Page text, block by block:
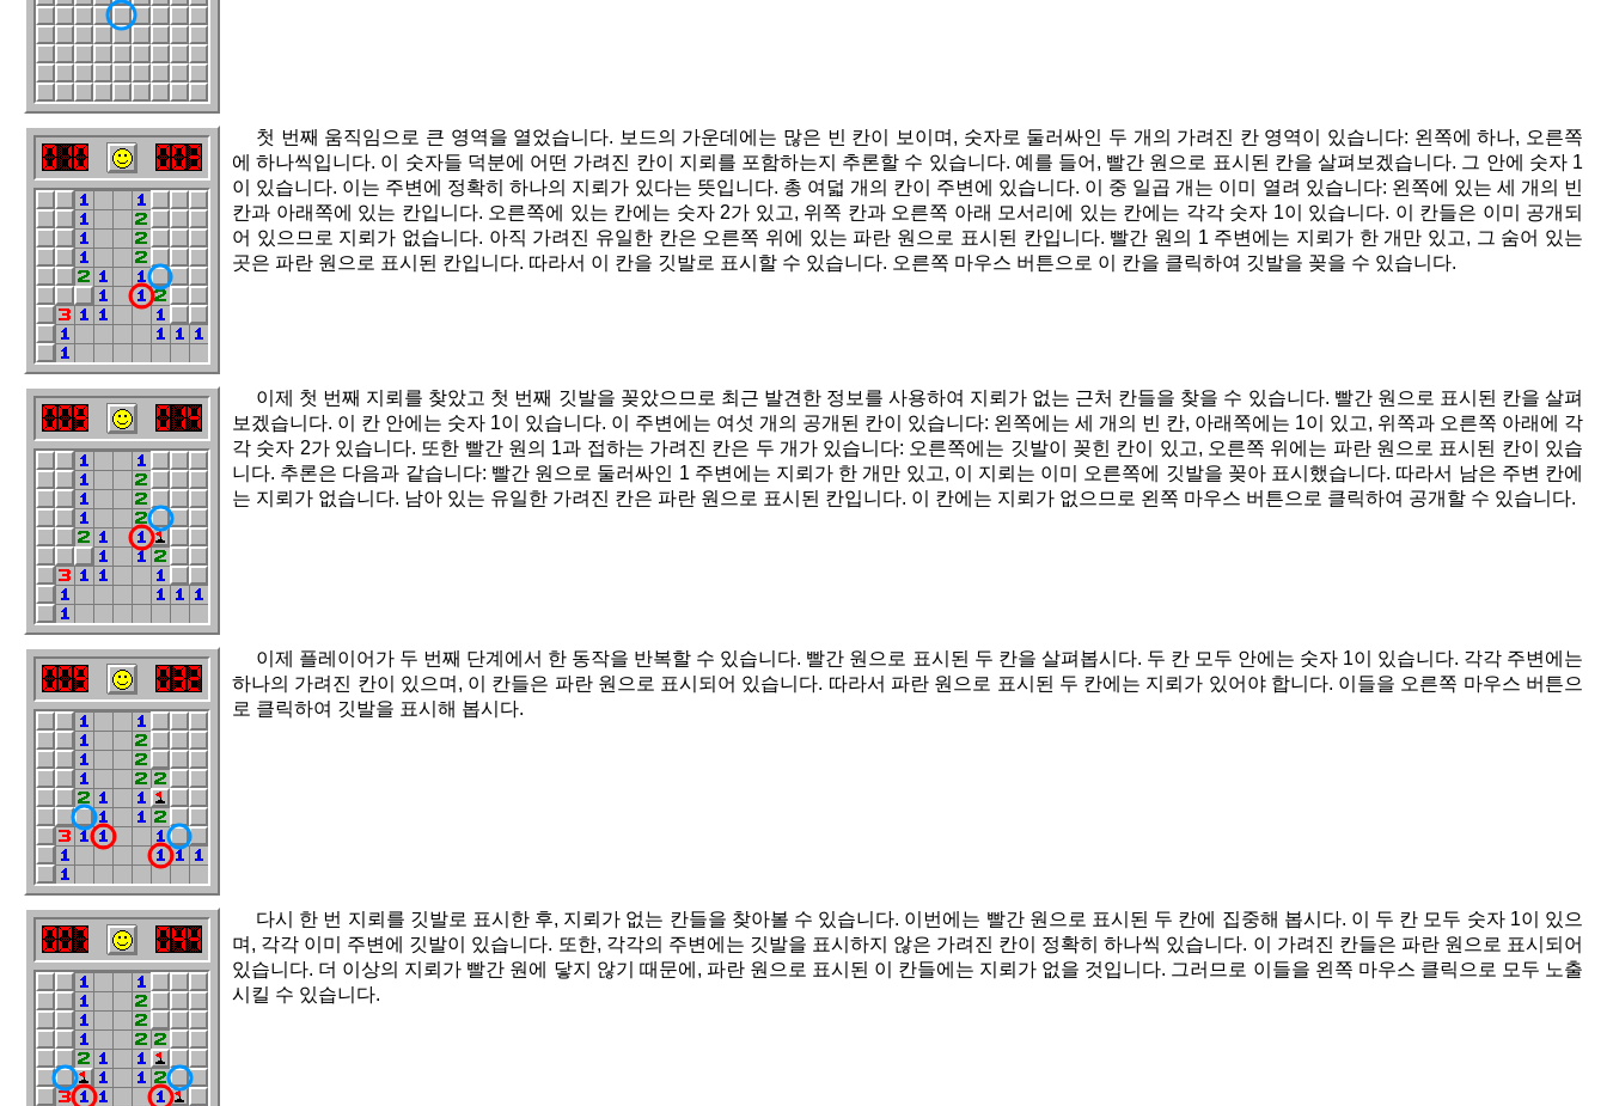
첫 번째 움직임으로 큰 영역을 열었습니다. 보드의 가운데에는 많은 빈 칸이 보이며, 숫자로 둘러싸인 두 개의 가려진 칸 영역이 있습니다: 왼쪽에 하나, 오른쪽
에 하나씩입니다. 이 숫자들 덕분에 어떤 가려진 칸이 지뢰를 포함하는지 추론할 수 있습니다. 예를 들어, 빨간 원으로 표시된 칸을 살펴보겠습니다. 그 안에 숫자 1
이 있습니다. 이는 주변에 정확히 하나의 지뢰가 있다는 뜻입니다. 총 여덟 개의 칸이 주변에 있습니다. 이 중 일곱 개는 이미 열려 있습니다: 왼쪽에 있는 세 개의 빈
칸과 아래쪽에 있는 칸입니다. 오른쪽에 있는 칸에는 숫자 2가 있고, 위쪽 칸과 오른쪽 아래 모서리에 있는 칸에는 각각 숫자 1이 있습니다. 이 칸들은 이미 공개되
어 있으므로 지뢰가 없습니다. 아직 가려진 유일한 칸은 오른쪽 위에 있는 파란 원으로 표시된 칸입니다. 빨간 원의 1 주변에는 지뢰가 한 개만 있고, 그 숨어 있는
곳은 파란 원으로 표시된 칸입니다. 따라서 이 칸을 깃발로 표시할 수 있습니다. 오른쪽 마우스 버튼으로 이 칸을 클릭하여 깃발을 꽂을 수 있습니다.
이제 첫 번째 지뢰를 찾았고 첫 번째 깃발을 꽂았으므로 최근 발견한 정보를 사용하여 지뢰가 없는 근처 칸들을 찾을 수 있습니다. 빨간 원으로 표시된 칸을 살펴
보겠습니다. 이 칸 안에는 숫자 1이 있습니다. 이 주변에는 여섯 개의 공개된 칸이 있습니다: 왼쪽에는 세 개의 빈 칸, 아래쪽에는 1이 있고, 위쪽과 오른쪽 아래에 각
각 숫자 2가 있습니다. 또한 빨간 원의 1과 접하는 가려진 칸은 두 개가 있습니다: 오른쪽에는 깃발이 꽂힌 칸이 있고, 오른쪽 위에는 파란 원으로 표시된 칸이 있습
니다. 추론은 다음과 같습니다: 빨간 원으로 둘러싸인 1 주변에는 지뢰가 한 개만 있고, 이 지뢰는 이미 오른쪽에 깃발을 꽂아 표시했습니다. 따라서 남은 주변 칸에
는 지뢰가 없습니다. 남아 있는 유일한 가려진 칸은 파란 원으로 표시된 칸입니다. 이 칸에는 지뢰가 없으므로 왼쪽 마우스 버튼으로 클릭하여 공개할 수 있습니다.
이제 플레이어가 두 번째 단계에서 한 동작을 반복할 수 있습니다. 빨간 원으로 표시된 두 칸을 살펴봅시다. 두 칸 모두 안에는 숫자 1이 있습니다. 각각 주변에는
하나의 가려진 칸이 있으며, 이 칸들은 파란 원으로 표시되어 있습니다. 따라서 파란 원으로 표시된 두 칸에는 지뢰가 있어야 합니다. 이들을 오른쪽 마우스 버튼으
로 클릭하여 깃발을 표시해 봅시다.
다시 한 번 지뢰를 깃발로 표시한 후, 지뢰가 없는 칸들을 찾아볼 수 있습니다. 이번에는 빨간 원으로 표시된 두 칸에 집중해 봅시다. 이 두 칸 모두 숫자 1이 있으
며, 각각 이미 주변에 깃발이 있습니다. 또한, 각각의 주변에는 깃발을 표시하지 않은 가려진 칸이 정확히 하나씩 있습니다. 이 가려진 칸들은 파란 원으로 표시되어
있습니다. 더 이상의 지뢰가 빨간 원에 닿지 않기 때문에, 파란 원으로 표시된 이 칸들에는 지뢰가 없을 것입니다. 그러므로 이들을 왼쪽 마우스 클릭으로 모두 노출
시킬 수 있습니다.